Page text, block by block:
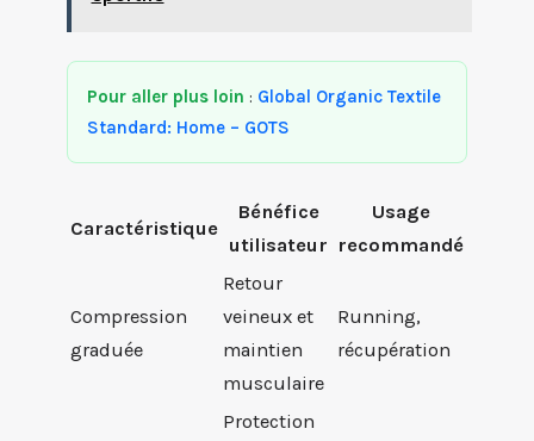
Pour aller plus loin : Global Organic Textile
Standard: Home – GOTS
Caractéristique
Bénéfice
utilisateur
Usage
recommandé
Compression
graduée
Retour
veineux et
maintien
musculaire
Running,
récupération
Protection